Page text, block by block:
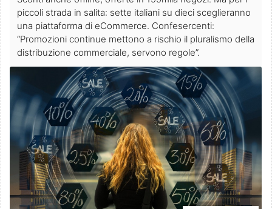
piccoli strada in salita: sette italiani su dieci sceglieranno
una piattaforma di eCommerce. Confesercenti:
“Promozioni continue mettono a rischio il pluralismo della
distribuzione commerciale, servono regole”.